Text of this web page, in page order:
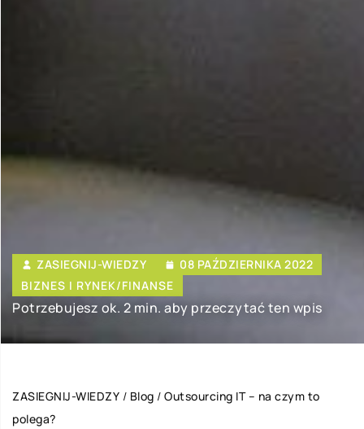
ZASIEGNIJ-WIEDZY
08 PAŹDZIERNIKA 2022
BIZNES I RYNEK/FINANSE
Potrzebujesz ok. 2 min. aby przeczytać ten wpis
ZASIEGNIJ-WIEDZY / Blog / Outsourcing IT – na czym to
polega?